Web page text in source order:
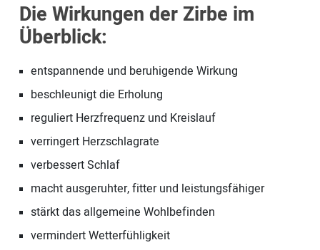
Die Wirkungen der Zirbe im
Überblick:
entspannende und beruhigende Wirkung
beschleunigt die Erholung
reguliert Herzfrequenz und Kreislauf
verringert Herzschlagrate
verbessert Schlaf
macht ausgeruhter, fitter und leistungsfähiger
stärkt das allgemeine Wohlbefinden
vermindert Wetterfühligkeit